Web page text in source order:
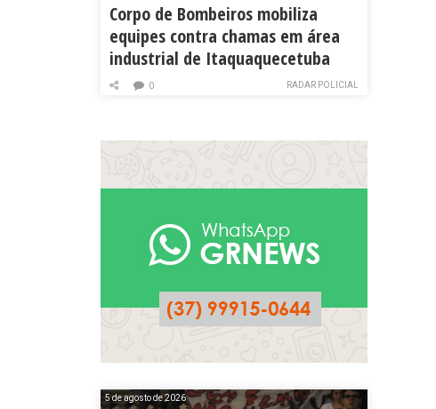
Corpo de Bombeiros mobiliza
equipes contra chamas em área
industrial de Itaquaquecetuba
RADAR POLICIAL
0
5 de agosto de 2026